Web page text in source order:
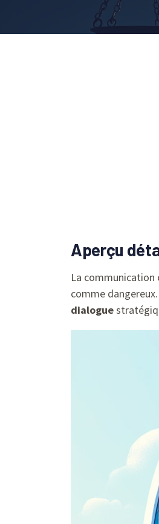
Aperçu
La communication
comme
dialogue